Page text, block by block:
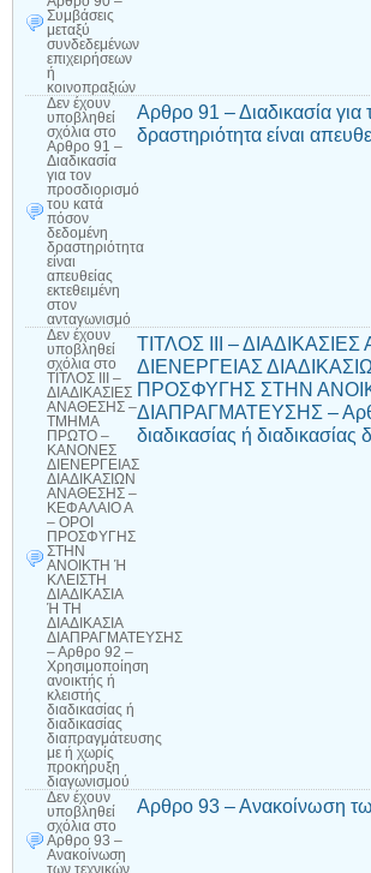
Συμβάσεις
μεταξύ
συνδεδεμένων
επιχειρήσεων
ή
κοινοπραξιών
Δεν έχουν
υποβληθεί
σχόλια στο
Αρθρο 91 –
Διαδικασία
για τον
προσδιορισμό
του κατά
πόσον
δεδομένη
δραστηριότητα
είναι
απευθείας
εκτεθειμένη
στον
ανταγωνισμό
Αρθρο 91 – Διαδικασία
δραστηριότητα είναι
Δεν έχουν
υποβληθεί
σχόλια στο
ΤΙΤΛΟΣ ΙΙΙ –
ΔΙΑΔΙΚΑΣΙΕΣ
ΑΝΑΘΕΣΗΣ –
ΤΜΗΜΑ
ΠΡΩΤΟ –
ΚΑΝΟΝΕΣ
ΔΙΕΝΕΡΓΕΙΑΣ
ΔΙΑΔΙΚΑΣΙΩΝ
ΑΝΑΘΕΣΗΣ –
ΚΕΦΑΛΑΙΟ Α
– ΟΡΟΙ
ΠΡΟΣΦΥΓΗΣ
ΣΤΗΝ
ΑΝΟΙΚΤΗ Ή
ΚΛΕΙΣΤΗ
ΔΙΑΔΙΚΑΣΙΑ
Ή ΤΗ
ΔΙΑΔΙΚΑΣΙΑ
ΔΙΑΠΡΑΓΜΑΤΕΥΣΗΣ
– Αρθρο 92 –
Χρησιμοποίηση
ανοικτής ή
κλειστής
διαδικασίας ή
διαδικασίας
διαπραγμάτευσης
με ή χωρίς
προκήρυξη
διαγωνισμού
ΤΙΤΛΟΣ ΙΙΙ –
ΔΙΕΝΕΡΓΕΙΑΣ
ΠΡΟΣΦΥΓΗΣ ΣΤΗΝ
ΔΙΑΠΡΑΓΜΑΤΕΥΣΗΣ –
διαδικασίας ή
Δεν έχουν
υποβληθεί
σχόλια στο
Αρθρο 93 –
Ανακοίνωση
των τεχνικών
Αρθρο 93 – Ανακοίνωση